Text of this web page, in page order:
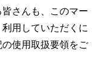
さんも、このマー
用していただくに
使用取扱要領をご